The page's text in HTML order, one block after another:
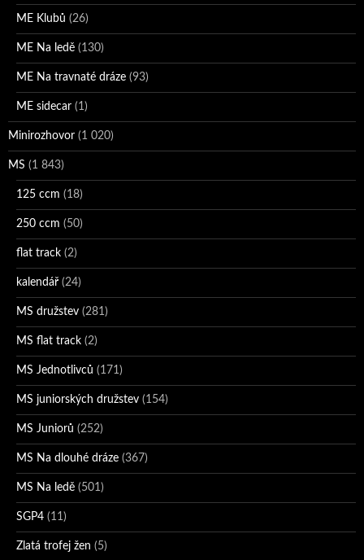
ME Klubů (26)
ME Na ledě (130)
ME Na travnaté dráze (93)
ME sidecar (1)
Minirozhovor (1 020)
MS (1 843)
125 ccm (18)
250 ccm (50)
flat track (2)
kalendář (24)
MS družstev (281)
MS flat track (2)
MS Jednotlivců (171)
MS juniorských družstev (154)
MS Juniorů (252)
MS Na dlouhé dráze (367)
MS Na ledě (501)
SGP4 (11)
Zlatá trofej žen (5)